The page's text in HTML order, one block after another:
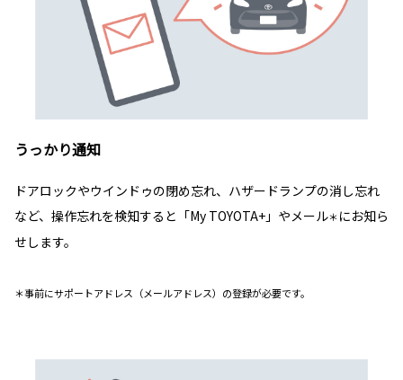
うっかり通知
ドアロックやウインドゥの閉め忘れ、ハザードランプの消し忘れ
など、操作忘れを検知すると「My TOYOTA+」やメール＊にお知ら
せします。
＊事前にサポートアドレス（メールアドレス）の登録が必要です。